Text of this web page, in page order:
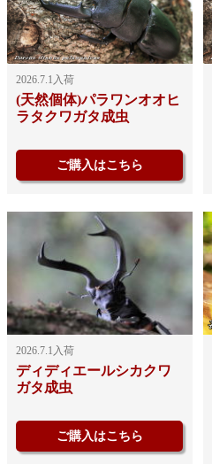
2026.7.1入荷
(天然個体)パラワンオオヒ
ラタクワガタ成虫
ご購入はこちら
2026.7.1入荷
ディディエールシカクワ
ガタ成虫
ご購入はこちら